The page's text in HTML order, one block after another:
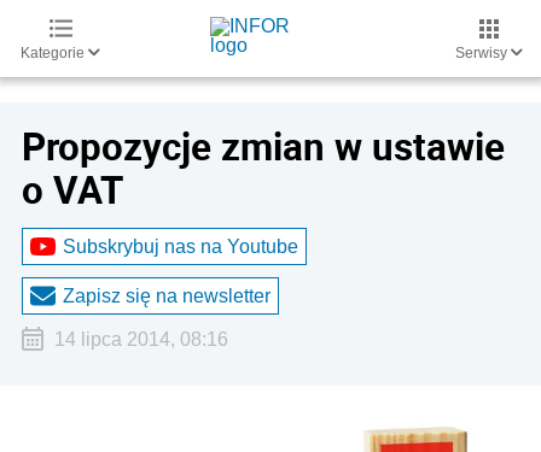
Kategorie Serwisy
Propozycje zmian w ustawie
o VAT
Subskrybuj nas na Youtube
Zapisz się na newsletter
14 lipca 2014, 08:16